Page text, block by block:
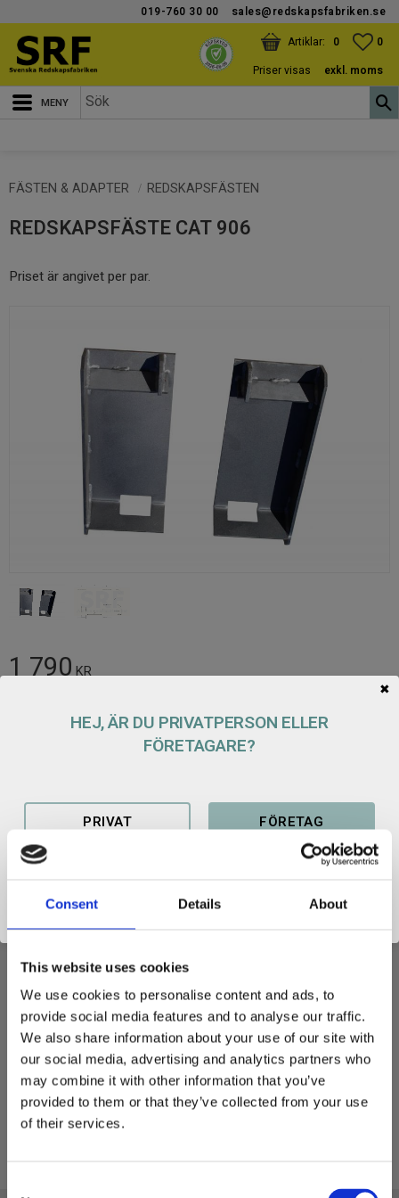
Consent Details About
This website uses cookies
We use cookies to personalise content and ads, to
provide social media features and to analyse our traffic.
We also share information about your use of our site with
our social media, advertising and analytics partners who
may combine it with other information that you’ve
provided to them or that they’ve collected from your use
of their services.
Meny
019-760 30 00 sales@redskapsfabriken.se
0
KUNDVAGN
ANTAL PRODUKTER:
0
Priser visas
exkl. moms
FÄSTEN & ADAPTER REDSKAPSFÄSTEN
REDSKAPSFÄSTE CAT 906
Priset är angivet per par.
1 790KR
KÖP
Lagerstatus
4 par i lager
15669008
REDSKAPSFÄSTE
SRF Redskapsfäste av högsta kvalitet.
Våra redskapsfästen är utskurna i kraftigt 355 material.
Vikt styck: 12 kg
Materialtjocklek 10 mm
HEJ, ÄR DU PRIVATPERSON ELLER
FÖRETAGARE?
PRIVAT FÖRETAG
✖